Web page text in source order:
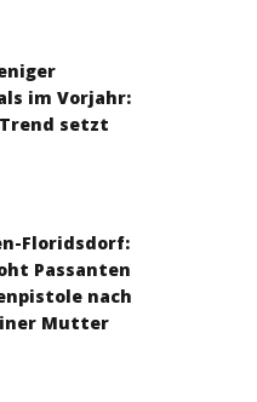
im Vorjahr:
setzt
Floridsdorf:
Passanten
nach
Mutter